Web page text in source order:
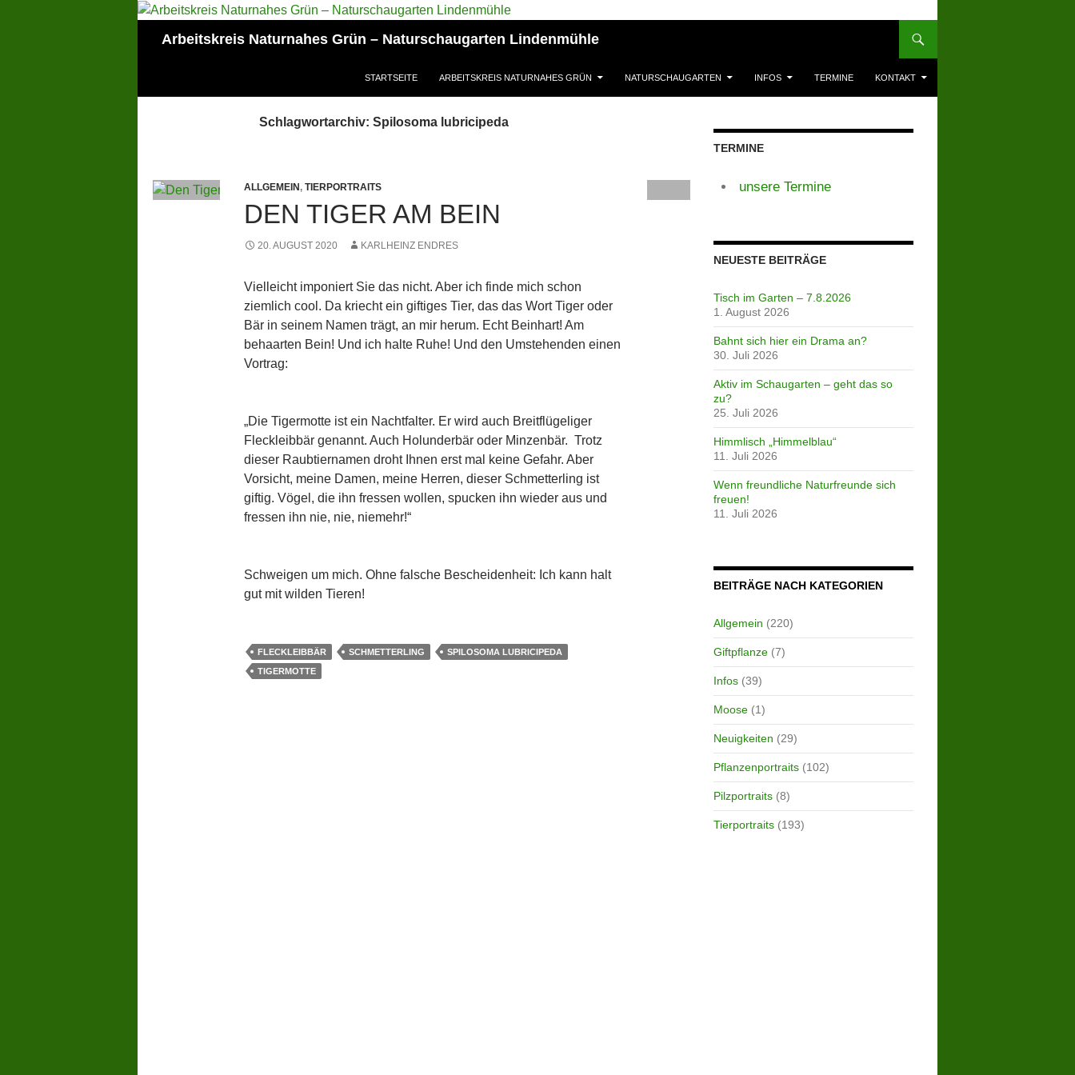
Arbeitskreis Naturnahes Grün – Naturschaugarten Lindenmühle
STARTSEITE ARBEITSKREIS NATURNAHES GRÜN NATURSCHAUGARTEN INFOS TERMINE KONTAKT
Schlagwortarchiv: Spilosoma lubricipeda
ALLGEMEIN, TIERPORTRAITS
DEN TIGER AM BEIN
20. AUGUST 2020 KARLHEINZ ENDRES
Vielleicht imponiert Sie das nicht. Aber ich finde mich schon
ziemlich cool. Da kriecht ein giftiges Tier, das das Wort Tiger oder
Bär in seinem Namen trägt, an mir herum. Echt Beinhart! Am
behaarten Bein! Und ich halte Ruhe! Und den Umstehenden einen
Vortrag:
„Die Tigermotte ist ein Nachtfalter. Er wird auch Breitflügeliger
Fleckleibbär genannt. Auch Holunderbär oder Minzenbär. Trotz
dieser Raubtiernamen droht Ihnen erst mal keine Gefahr. Aber
Vorsicht, meine Damen, meine Herren, dieser Schmetterling ist
giftig. Vögel, die ihn fressen wollen, spucken ihn wieder aus und
fressen ihn nie, nie, niemehr!“
Schweigen um mich. Ohne falsche Bescheidenheit: Ich kann halt
gut mit wilden Tieren!
FLECKLEIBBÄR SCHMETTERLING
SPILOSOMA LUBRICIPEDA
TIGERMOTTE
TERMINE
unsere Termine
NEUESTE BEITRÄGE
Tisch im Garten – 7.8.2026
1. August 2026
Bahnt sich hier ein Drama an?
30. Juli 2026
Aktiv im Schaugarten – geht das so
zu?
25. Juli 2026
Himmlisch „Himmelblau“
11. Juli 2026
Wenn freundliche Naturfreunde sich
freuen!
11. Juli 2026
BEITRÄGE NACH KATEGORIEN
Allgemein (220)
Giftpflanze(7)
Infos(39)
Moose(1)
Neuigkeiten (29)
Pflanzenportraits(102)
Pilzportraits(8)
Tierportraits(193)